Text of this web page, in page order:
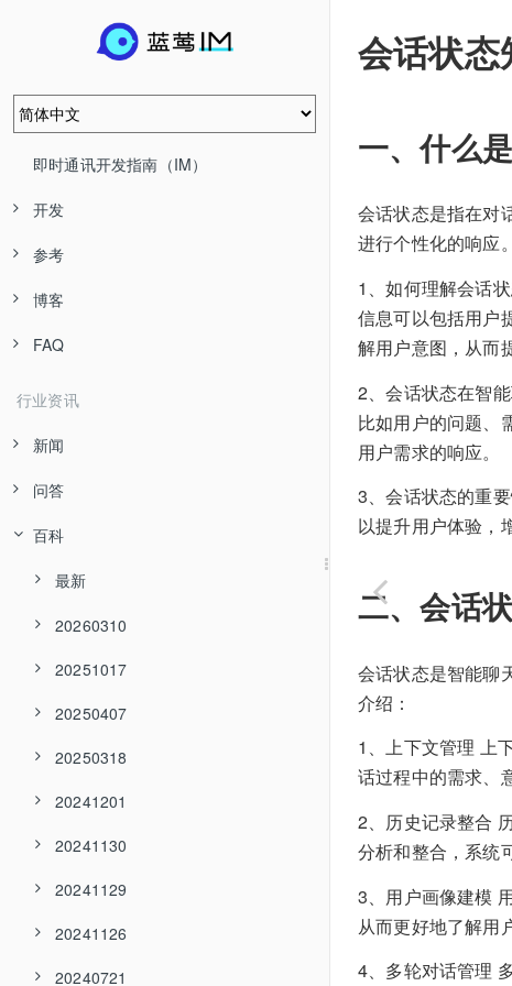
即时通讯开发指南（IM）
开发
参考
博客
FAQ
行业资讯
新闻
问答
百科
最新
20260310
20251017
20250407
20250318
20241201
20241130
20241129
20241126
20240721
会话状态
一、什么
会话状态是指在对
进行个性化的响应
1、如何理解会话
信息可以包括用户
解用户意图，从而
2、会话状态在智
比如用户的问题、
用户需求的响应。
3、会话状态的重
以提升用户体验，
二、会话
会话状态是智能聊
介绍：
1、上下文管理 上
话过程中的需求、
2、历史记录整合
分析和整合，系统
3、用户画像建模
从而更好地了解用
4、多轮对话管理